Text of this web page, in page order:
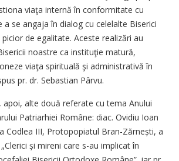
viaţa internă în conformitate cu
a se angaja în dialog cu celelalte Biserici
de egalitate. Aceste realizări au
noastre ca instituţie matură,
viaţa spirituală şi administrativă în
pr. dr. Sebastian Pârvu.
alte două referate cu tema Anului
Patriarhiei Române: diac. Ovidiu Ioan
Codlea III, Protopopiatul Bran-Zărnești, a
și mireni care s-au implicat în